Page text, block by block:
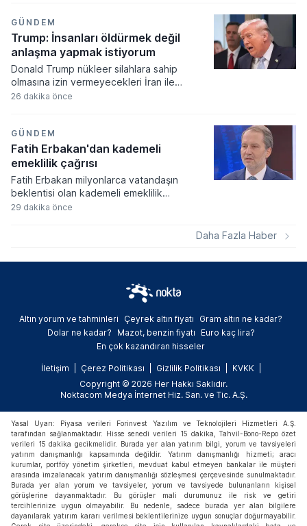
test ederken piyasa aktörleri rotayı
ABD'den gelecek kritik istihdam verilerine
çevirdi.
GÜNDEM
Trump: İnsanları öldürmek değil
anlaşma yapmak istiyorum
Donald Trump nükleer silahlara sahip
olmasına izin vermeyecekleri İran ile
anlaşma yapmayı tercih ettiğini açıkladı.
ölçekli saldırıları gelen diyalog talepleri
üzerine askıya aldığını duyurdu.
26 dakika önce
GÜNDEM
Fatih Erbakan'dan kademeli
emeklilik çağrısı
Fatih Erbakan milyonlarca vatandaşın
beklentisi olan kademeli emeklilik
düzenlemesi için yetkililere çağrıda
29 dakika önce
Daha Fazla Haber
Altın yorum ve tahminleri Çeyrek altın fiyatı
Gram altın ne kadar?
Dolar ne kadar?
Mazot, benzin fiyatı
Euro kaç lira?
En çok kazandıran hisseler
İletişim Çerez Politikası Gizlilik Politikası
KVKK
Copyright © 2026 Her Hakkı Saklıdır.
Noktacom Medya İnternet Hiz. San. ve Tic. A.Ş.
Yasal Uyarı: Piyasa verileri Forinvest Yazılım ve Teknolojileri Hizmetleri A.Ş.
tarafından sağlanmaktadır. Hisse senedi verileri 15 dakika, Tahvil-Bono-Repo özet
verileri 15 dakika gecikmelidir. Burada yer alan yatırım bilgi, yorum ve tavsiyeleri
yatırım danışmanlığı kapsamında değildir. Yatırım danışmanlığı hizmeti; aracı
kurumlar, portföy yönetim şirketleri, mevduat kabul etmeyen bankalar ile müşteri
arasında imzalanacak yatırım danışmanlığı sözleşmesi çerçevesinde sunulmaktadır.
Burada yer alan yorum ve tavsiyeler, yorum ve tavsiyede bulunanların kişisel
görüşlerine dayanmaktadır. Bu görüşler mali durumunuz ile risk ve getiri
tercihlerinize uygun olmayabilir. Bu nedenle, sadece burada yer alan bilgilere
dayanılarak yatırım kararı verilmesi beklentilerinize uygun sonuçlar doğurmayabilir.